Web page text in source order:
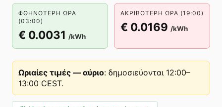
ΦΘΗΝΌΤΕΡΗ ΏΡΑ
(03:00)
€ 0.0031 /kWh
ΑΚΡΙΒΌΤΕΡΗ ΏΡΑ (19:00)
€ 0.0169 /kWh
Ωριαίες τιμές — αύριο: δημοσιεύονται 12:00–
13:00 CEST.